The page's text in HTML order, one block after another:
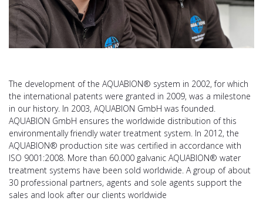
The development of the AQUABION® system in 2002, for which
the international patents were granted in 2009, was a milestone
in our history. In 2003, AQUABION GmbH was founded.
AQUABION GmbH ensures the worldwide distribution of this
environmentally friendly water treatment system. In 2012, the
AQUABION® production site was certified in accordance with
ISO 9001:2008. More than 60.000 galvanic AQUABION® water
treatment systems have been sold worldwide. A group of about
30 professional partners, agents and sole agents support the
sales and look after our clients worldwide